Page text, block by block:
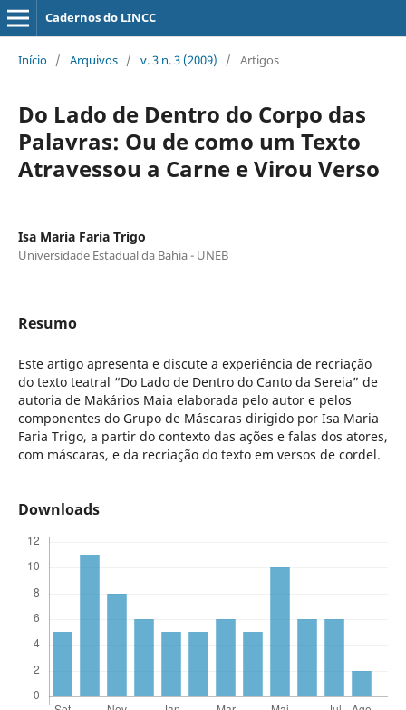
Cadernos do LINCC
Início / Arquivos / v. 3 n. 3 (2009) / Artigos
Do Lado de Dentro do Corpo das
Palavras: Ou de como um Texto
Atravessou a Carne e Virou Verso
Isa Maria Faria Trigo
Universidade Estadual da Bahia - UNEB
Resumo
Este artigo apresenta e discute a experiência de recriação
do texto teatral “Do Lado de Dentro do Canto da Sereia” de
autoria de Makários Maia elaborada pelo autor e pelos
componentes do Grupo de Máscaras dirigido por Isa Maria
Faria Trigo, a partir do contexto das ações e falas dos atores,
com máscaras, e da recriação do texto em versos de cordel.
Downloads